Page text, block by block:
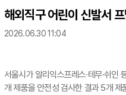
구의료원을 비롯한 관내 재택의료센
서비스를 제공하고 있다. 보건소 연
에는 보건소장·
해외직구 어린이 신발서
2026.06.30 11:04
서울시가 알리익스프레스·테무·쉬인
개 제품을 안전성 검사한 결과 5개